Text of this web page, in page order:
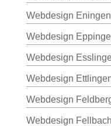
Webdesign Eningen
Webdesign
Webdesign
Webdesign
Webdesign
Webdesign Fellbach